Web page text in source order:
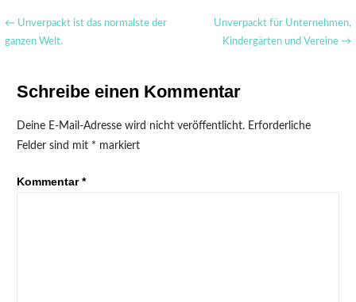
Beitragsnavigation
← Unverpackt ist das normalste der
ganzen Welt.
Unverpackt für Unternehmen,
Kindergärten und Vereine →
Schreibe einen Kommentar
Deine E-Mail-Adresse wird nicht veröffentlicht. Erforderliche
Felder sind mit * markiert
Kommentar*